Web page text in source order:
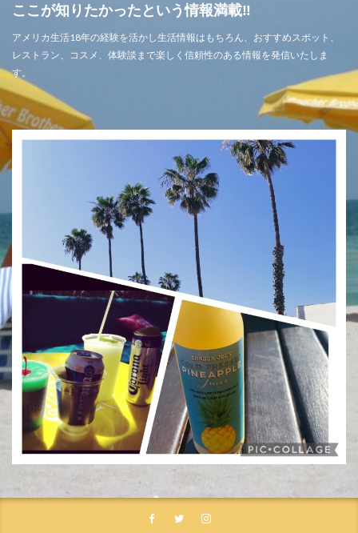
ここが知りたかったという情報満載‼
アメリカ生活18年の経験を活かし生活情報はもちろん、おすすめスポット、
レストラン、コスメ、体験談まで楽しく信頼性のある情報を発信いたしま
す。